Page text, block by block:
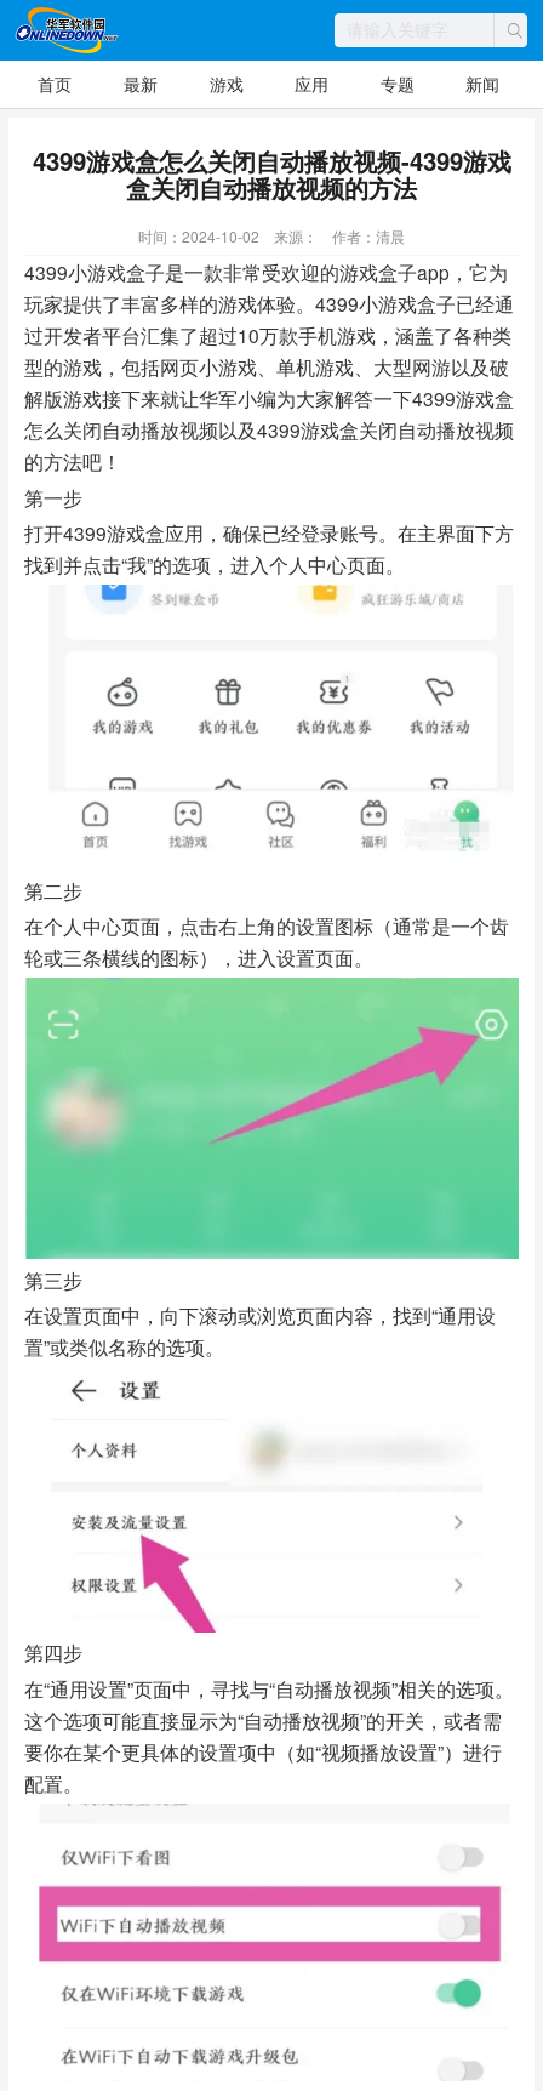
首页 最新 游戏 应用 专题 新闻
4399游戏盒怎么关闭自动播放视频-4399游戏
盒关闭自动播放视频的方法
时间：2024-10-02 来源： 作者：清晨
4399小游戏盒子是一款非常受欢迎的游戏盒子app，它为
玩家提供了丰富多样的游戏体验。4399小游戏盒子已经通
过开发者平台汇集了超过10万款手机游戏，涵盖了各种类
型的游戏，包括网页小游戏、单机游戏、大型网游以及破
解版游戏接下来就让华军小编为大家解答一下4399游戏盒
怎么关闭自动播放视频以及4399游戏盒关闭自动播放视频
的方法吧！
第一步
打开4399游戏盒应用，确保已经登录账号。在主界面下方
找到并点击“我”的选项，进入个人中心页面。
第二步
在个人中心页面，点击右上角的设置图标（通常是一个齿
轮或三条横线的图标），进入设置页面。
第三步
在设置页面中，向下滚动或浏览页面内容，找到“通用设
置”或类似名称的选项。
第四步
在“通用设置”页面中，寻找与“自动播放视频”相关的选项。
这个选项可能直接显示为“自动播放视频”的开关，或者需
要你在某个更具体的设置项中（如“视频播放设置”）进行
配置。